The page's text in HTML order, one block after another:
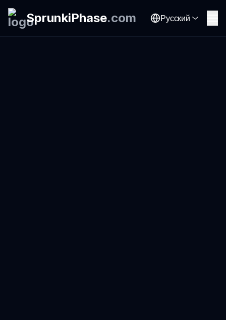
SprunkiPhase.com Русский